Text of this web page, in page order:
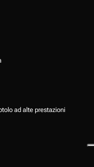
ad alte prestazioni